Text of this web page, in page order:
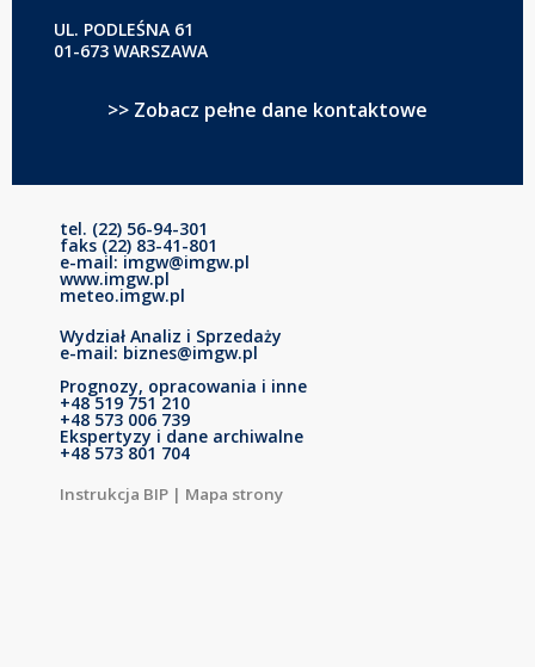
UL. PODLEŚNA 61
01-673 WARSZAWA
>> Zobacz pełne dane kontaktowe
tel. (22) 56-94-301
faks (22) 83-41-801
e-mail: imgw@imgw.pl
www.imgw.pl
meteo.imgw.pl
Wydział Analiz i Sprzedaży
e-mail: biznes@imgw.pl
Prognozy, opracowania i inne
+48 519 751 210
+48 573 006 739
Ekspertyzy i dane archiwalne
+48 573 801 704
Instrukcja BIP | Mapa strony